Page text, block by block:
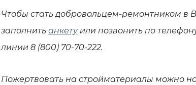
Чтобы стать добровольцем-ремонтником в
заполнить анкетуили позвонить по
линии 8 (800) 70-70-222.
Пожертвовать на стройматериалы можно